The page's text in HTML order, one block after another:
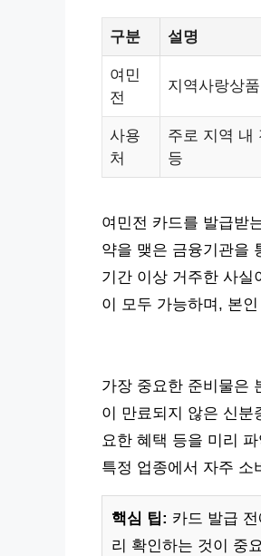
구분 설명
여민
전
지역사랑상
사용
처
주로 지역 내
등
여민전 카드를 발급받
약을 맺은 금융기관을
기간 이상 거주한 사실
이 모두 가능하며, 본
가장 중요한 준비물은
이 만료되지 않은 신분
요한 혜택 등을 미리
특정 업종에서 자주 소
핵심 팁: 카드 발급
리 확인하는 것이 중